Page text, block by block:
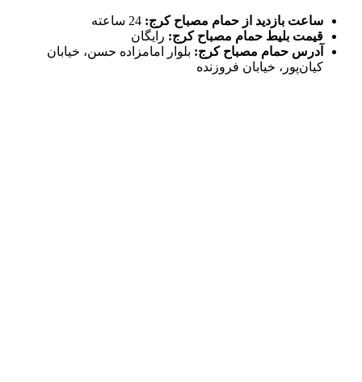
ساعت بازدید از حمام مصباح کرج:
قیمت بلیط حمام مصباح کرج: رایگان
آدرس حمام مصباح کرج: بلوار امامزاده حسن، خیابان
کیان‌پور، خیابان فروزنده